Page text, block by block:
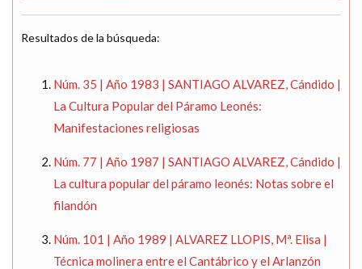
Resultados de la búsqueda:
Núm. 35 | Año 1983 | SANTIAGO ALVAREZ, Cándido |
La Cultura Popular del Páramo Leonés:
Manifestaciones religiosas
Núm. 77 | Año 1987 | SANTIAGO ALVAREZ, Cándido |
La cultura popular del páramo leonés: Notas sobre el
filandón
Núm. 101 | Año 1989 | ALVAREZ LLOPIS, Mª. Elisa |
Técnica molinera entre el Cantábrico y el Arlanzón